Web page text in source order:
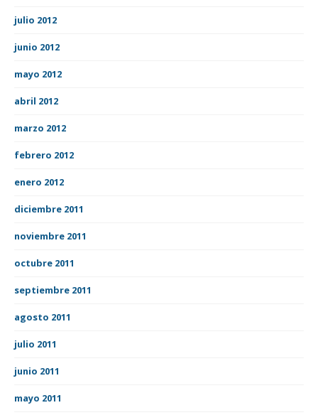
julio 2012
junio 2012
mayo 2012
abril 2012
marzo 2012
febrero 2012
enero 2012
diciembre 2011
noviembre 2011
octubre 2011
septiembre 2011
agosto 2011
julio 2011
junio 2011
mayo 2011